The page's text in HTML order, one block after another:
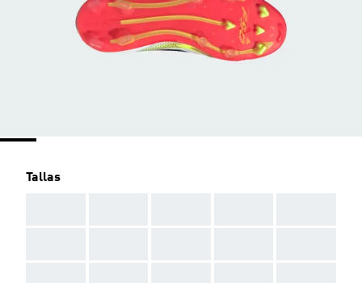
Tallas